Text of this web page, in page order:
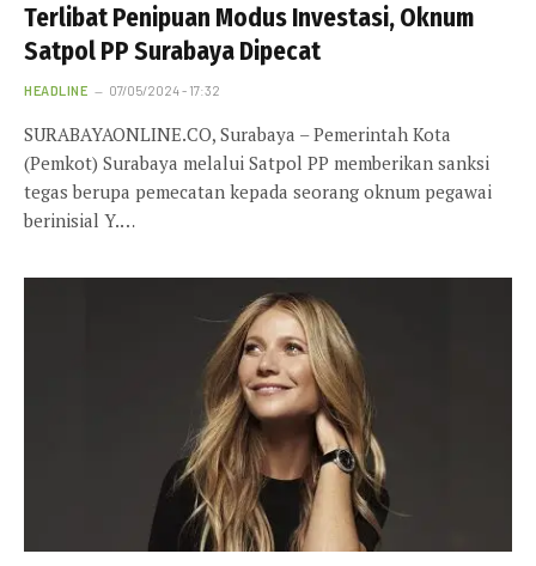
Terlibat Penipuan Modus Investasi, Oknum
Satpol PP Surabaya Dipecat
HEADLINE 07/05/2024 - 17:32
SURABAYAONLINE.CO, Surabaya – Pemerintah Kota
(Pemkot) Surabaya melalui Satpol PP memberikan sanksi
tegas berupa pemecatan kepada seorang oknum pegawai
berinisial Y.…